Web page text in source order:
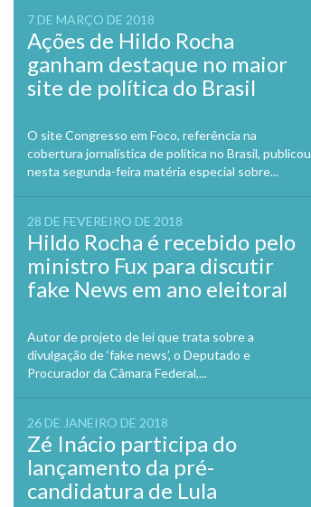
7 DE MARÇO DE 2018
Ações de Hildo Rocha
ganham destaque no maior
site de política do Brasil
O site Congresso em Foco, referência na
cobertura jornalística de política no Brasil, publicou
nesta segunda-feira matéria especial sobre...
28 DE FEVEREIRO DE 2018
Hildo Rocha é recebido pelo
ministro Fux para discutir
fake News em ano eleitoral
Autor de projeto de lei que trata sobre a
divulgação de ‘fake news’, o Deputado e
Procurador da Câmara Federal,...
26 DE JANEIRO DE 2018
Zé Inácio participa do
lançamento da pré-
candidatura de Lula